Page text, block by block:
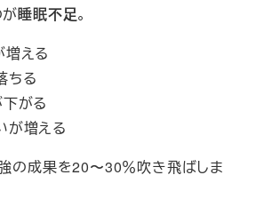
睡眠不足。
増える
ちる
がる
が増える
の成果を20〜30％吹き飛ばしま